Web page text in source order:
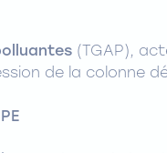
(TGAP),
de la colonne